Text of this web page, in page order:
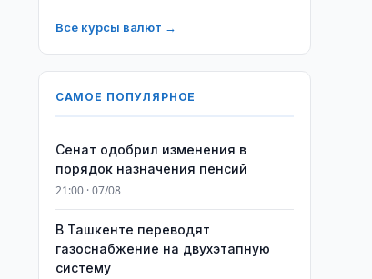
Все курсы валют →
САМОЕ ПОПУЛЯРНОЕ
Сенат одобрил изменения в
порядок назначения пенсий
21:00 · 07/08
В Ташкенте переводят
газоснабжение на двухэтапную
систему